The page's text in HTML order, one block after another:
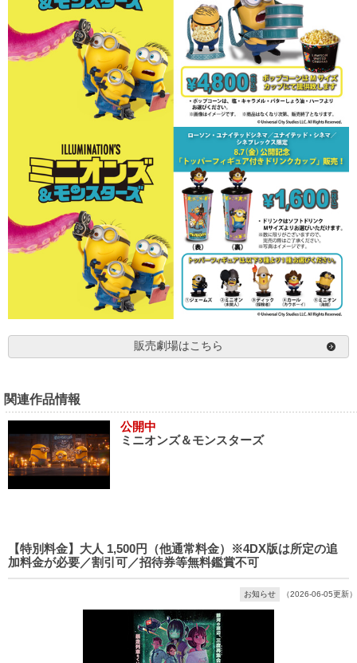
販売劇場はこちら
関連作品情報
公開中
ミニオンズ＆モンスターズ
【特別料金】大人 1,500円（他通常料金）※4DX版は所定の追
加料金が必要／割引可／招待券等無料鑑賞不可
お知らせ （2026-06-05更新）